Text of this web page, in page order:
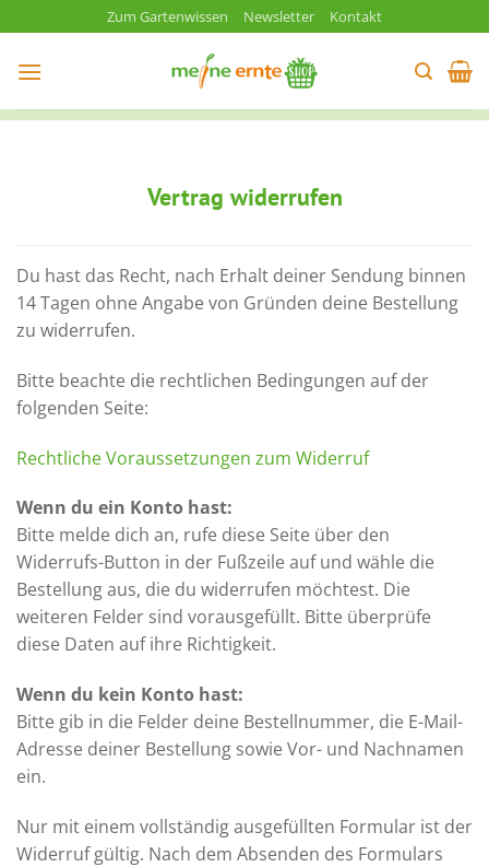
Inhalt
springen
Zum Gartenwissen Newsletter Kontakt
Vertrag widerrufen
Du hast das Recht, nach Erhalt deiner Sendung binnen
14 Tagen ohne Angabe von Gründen deine Bestellung
zu widerrufen.
Bitte beachte die rechtlichen Bedingungen auf der
folgenden Seite:
Rechtliche Voraussetzungen zum Widerruf
Wenn du ein Konto hast:
Bitte melde dich an, rufe diese Seite über den
Widerrufs-Button in der Fußzeile auf und wähle die
Bestellung aus, die du widerrufen möchtest. Die
weiteren Felder sind vorausgefüllt. Bitte überprüfe
diese Daten auf ihre Richtigkeit.
Wenn du kein Konto hast:
Bitte gib in die Felder deine Bestellnummer, die E-Mail-
Adresse deiner Bestellung sowie Vor- und Nachnamen
ein.
Nur mit einem vollständig ausgefüllten Formular ist der
Widerruf gültig. Nach dem Absenden des Formulars